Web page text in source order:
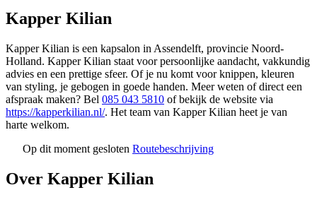
Kapper Kilian
Kapper Kilian is een kapsalon in Assendelft, provincie Noord-
Holland. Kapper Kilian staat voor persoonlijke aandacht, vakkundig
advies en een prettige sfeer. Of je nu komt voor knippen, kleuren
van styling, je gebogen in goede handen. Meer weten of direct een
afspraak maken? Bel 085 043 5810 of bekijk de website via
https://kapperkilian.nl/. Het team van Kapper Kilian heet je van
harte welkom.
Op dit moment gesloten Routebeschrijving
+
Over Kapper Kilian